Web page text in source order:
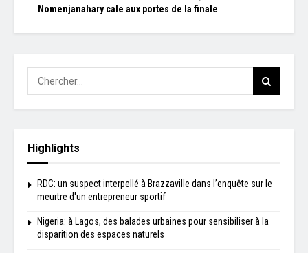
Nomenjanahary cale aux portes de la finale
Highlights
RDC: un suspect interpellé à Brazzaville dans l’enquête sur le
meurtre d'un entrepreneur sportif
Nigeria: à Lagos, des balades urbaines pour sensibiliser à la
disparition des espaces naturels